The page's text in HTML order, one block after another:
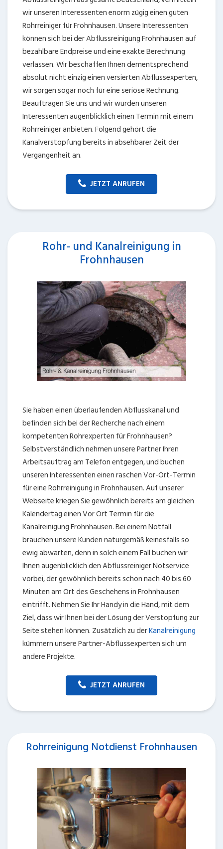
wir unseren Interessenten enorm zügig einen guten
Rohrreiniger für Frohnhausen. Unsere Interessenten
können sich bei der Abflussreinigung Frohnhausen auf
bezahlbare Endpreise und eine exakte Berechnung
verlassen. Wir beschaffen Ihnen dementsprechend
absolut nicht einzig einen versierten Abflussexperten,
wir sorgen sogar noch für eine seriöse Rechnung.
Beauftragen Sie uns und wir würden unseren
Interessenten augenblicklich einen Termin mit einem
Rohrreiniger anbieten. Folgend gehört die
Kanalverstopfung bereits in absehbarer Zeit der
Vergangenheit an.
JETZT ANRUFEN
Rohr- und Kanalreinigung in
Frohnhausen
Sie haben einen überlaufenden Abflusskanal und
befinden sich bei der Recherche nach einem
kompetenten Rohrexperten für Frohnhausen?
Selbstverständlich nehmen unsere Partner Ihren
Arbeitsauftrag am Telefon entgegen, und buchen
unseren Interessenten einen raschen Vor-Ort-Termin
für eine Rohrreinigung in Frohnhausen. Auf unserer
Webseite kriegen Sie gewöhnlich bereits am gleichen
Kalendertag einen Vor Ort Termin für die
Kanalreinigung Frohnhausen. Bei einem Notfall
brauchen unsere Kunden naturgemäß keinesfalls so
ewig abwarten, denn in solch einem Fall buchen wir
Ihnen augenblicklich den Abflussreiniger Notservice
vorbei, der gewöhnlich bereits schon nach 40 bis 60
Minuten am Ort des Geschehens in Frohnhausen
eintrifft. Nehmen Sie Ihr Handy in die Hand, mit dem
Ziel, dass wir Ihnen bei der Lösung der Verstopfung zur
Seite stehen können. Zusätzlich zu derKanalreinigung
kümmern unsere Partner-Abflussexperten sich um
andere Projekte.
JETZT ANRUFEN
Rohrreinigung Notdienst Frohnhausen